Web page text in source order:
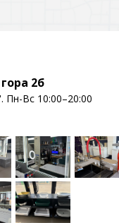
уголки и
Душевые
2б
Пн-Вс 10:00–20:00